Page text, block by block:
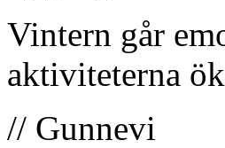
Vintern går
aktiviteterna
// Gunnevi